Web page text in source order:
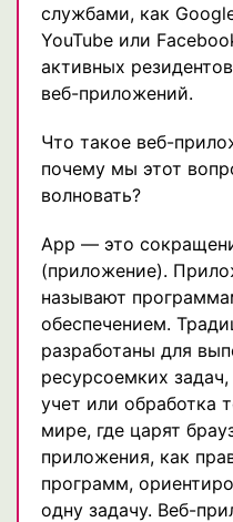
службами, как
YouTube или
активных
веб-приложений.
Что такое веб-
почему мы этот
волновать?
App — это
(приложение).
называют
обеспечением.
разработаны для
ресурсоемких
учет или обработка
мире, где царят
приложения, как
программ,
одну задачу. Веб-